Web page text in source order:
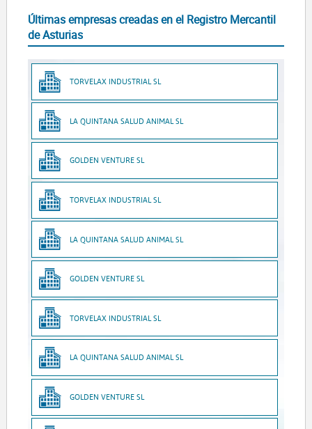
Últimas empresas creadas en el Registro Mercantil
de Asturias
TORVELAX INDUSTRIAL SL
LA QUINTANA SALUD ANIMAL SL
GOLDEN VENTURE SL
TORVELAX INDUSTRIAL SL
LA QUINTANA SALUD ANIMAL SL
GOLDEN VENTURE SL
TORVELAX INDUSTRIAL SL
LA QUINTANA SALUD ANIMAL SL
GOLDEN VENTURE SL